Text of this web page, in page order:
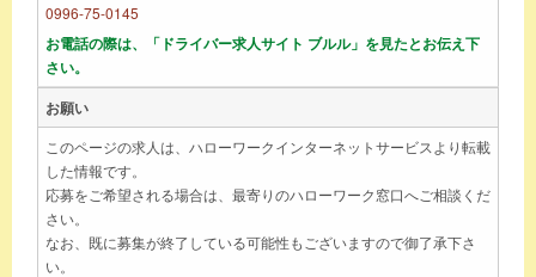
0996-75-0145
お電話の際は、「ドライバー求人サイト ブルル」を見たとお伝え下
さい。
お願い
このページの求人は、ハローワークインターネットサービスより転載
した情報です。
応募をご希望される場合は、最寄りのハローワーク窓口へご相談くだ
さい。
なお、既に募集が終了している可能性もございますので御了承下さ
い。